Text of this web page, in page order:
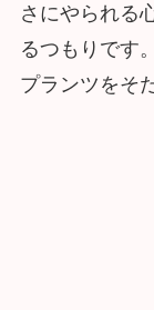
さにやられる
るつもりです
プランツをそ